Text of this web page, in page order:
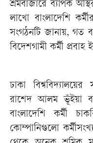
শ্রমবাজারে ব্যাপক
লাখো বাংলাদেশি
সংগঠনটি জানায়, গত
বিদেশগামী কর্মী
ঢাকা
রাশেদ আলম ভূঁইয়া
বাংলাদেশি কর্মী
কোম্পানিগুলো